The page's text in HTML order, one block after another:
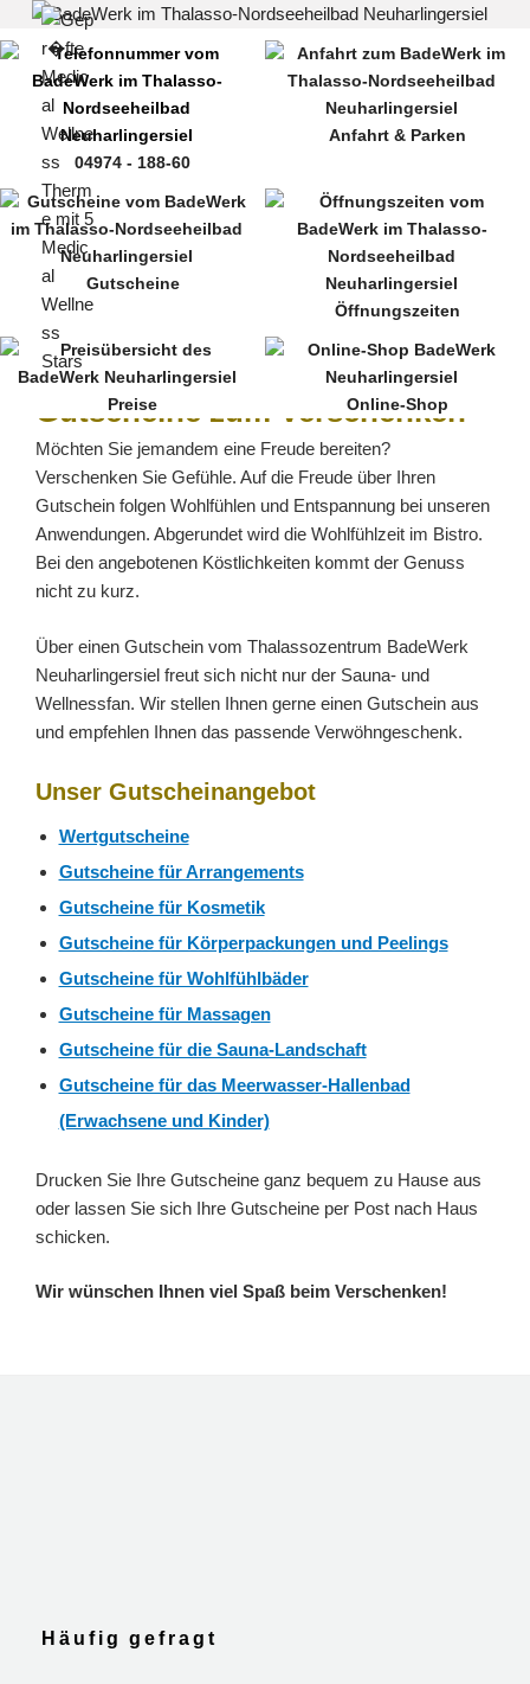
Zum
Inhalt
springen
04974 - 188-60
Anfahrt & Parken
Gutscheine
Öffnungszeiten
Preise Online-Shop
Gutscheine zum Verschenken
Möchten Sie jemandem eine Freude bereiten?
Verschenken Sie Gefühle. Auf die Freude über Ihren
Gutschein folgen Wohlfühlen und Entspannung bei unseren
Anwendungen. Abgerundet wird die Wohlfühlzeit im Bistro.
Bei den angebotenen Köstlichkeiten kommt der Genuss
nicht zu kurz.
Über einen Gutschein vom Thalassozentrum BadeWerk
Neuharlingersiel freut sich nicht nur der Sauna- und
Wellnessfan. Wir stellen Ihnen gerne einen Gutschein aus
und empfehlen Ihnen das passende Verwöhngeschenk.
Unser Gutscheinangebot
Wertgutscheine
Gutscheine für Arrangements
Gutscheine für Kosmetik
Gutscheine für Körperpackungen und Peelings
Gutscheine für Wohlfühlbäder
Gutscheine für Massagen
Gutscheine für die Sauna-Landschaft
Gutscheine für das Meerwasser-Hallenbad
(Erwachsene und Kinder)
Drucken Sie Ihre Gutscheine ganz bequem zu Hause aus
oder lassen Sie sich Ihre Gutscheine per Post nach Haus
schicken.
Wir wünschen Ihnen viel Spaß beim Verschenken!
Häufig gefragt